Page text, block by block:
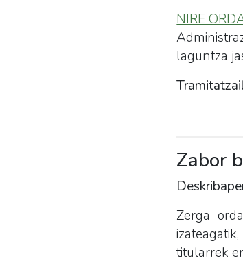
NIRE
laguntza
Zabor
Zerga
titularrek